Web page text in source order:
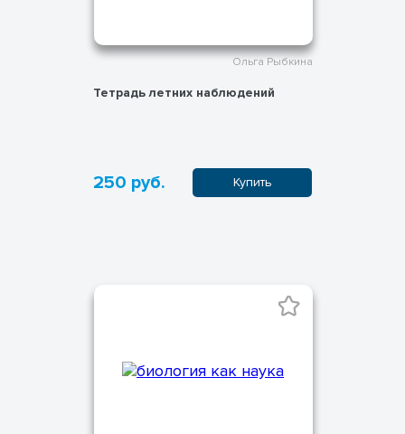
Ольга Рыбкина
Тетрадь летних наблюдений
250 руб. Купить